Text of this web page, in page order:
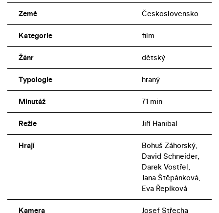
Země Československo
Kategorie film
Žánr dětský
Typologie hraný
Minutáž 71 min
Režie Jiří Hanibal
Hrají
Bohuš Záhorský,
David Schneider,
Darek Vostřel,
Jana Štěpánková,
Eva Řepíková
Kamera Josef Střecha